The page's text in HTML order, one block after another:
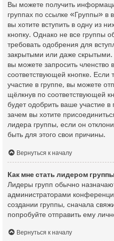
Вы можете получить
группах по ссылке «Группы»
вы хотите вступить в одну из
кнопку. Однако не все группы
требовать одобрения для
закрытыми или даже
вы можете запросить членство
соответствующей кнопке. Если
участие в группе, вы можете
щёлкнув по соответствующей
будет одобрить ваше участие в
зачем вы хотите
лидера группы, если он
быть для этого свои причины.
Вернуться к началу
Как мне стать лидером
Лидеры групп обычно
администраторами
создании группы, сначала
попробуйте отправить ему
Вернуться к началу